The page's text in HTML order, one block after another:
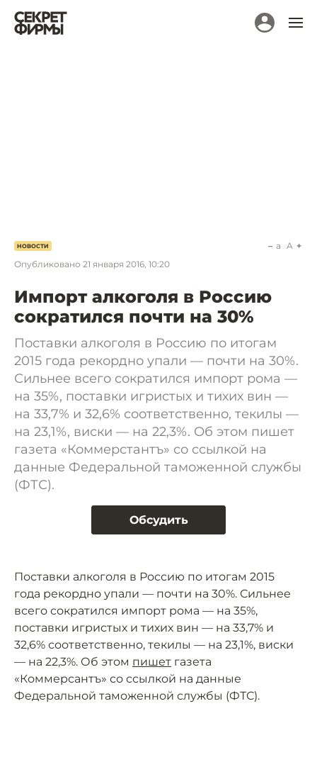
НОВОСТИ
Опубликовано 21 января 2016, 10:20
a A
Импорт алкоголя в Россию
сократился почти на 30%
Поставки алкоголя в Россию по итогам
2015 года рекордно упали — почти на 30%.
Сильнее всего сократился импорт рома —
на 35%, поставки игристых и тихих вин —
на 33,7% и 32,6% соответственно, текилы —
на 23,1%, виски — на 22,3%. Об этом пишет
газета «Коммерстантъ» со ссылкой на
данные Федеральной таможенной службы
(ФТС).
Обсудить
Поставки алкоголя в Россию по итогам 2015
года рекордно упали — почти на 30%. Сильнее
всего сократился импорт рома — на 35%,
поставки игристых и тихих вин — на 33,7% и
32,6% соответственно, текилы — на 23,1%, виски
— на 22,3%. Об этом пишет газета
«Коммерсантъ» со ссылкой на данные
Федеральной таможенной службы (ФТС).